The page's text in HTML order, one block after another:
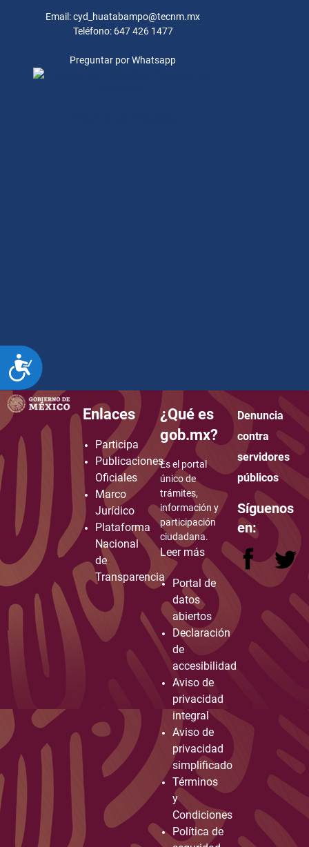
ACCESIBILIDAD
Email: cyd_huatabampo@tecnm.mx
Teléfono: 647 426 1477
Preguntar por Whatsapp
how to embed google map in website
Enlaces
Participa
Publicaciones
Oficiales
Marco
Jurídico
Plataforma
Nacional
de
Transparencia
¿Qué es
gob.mx?
Es el portal
único de
trámites,
información y
participación
ciudadana.
Leer más
Portal de
datos
abiertos
Declaración
de
accesibilidad
Aviso de
privacidad
integral
Aviso de
privacidad
simplificado
Términos
y
Condiciones
Política de
Denuncia
contra
servidores
públicos
Síguenos
en: